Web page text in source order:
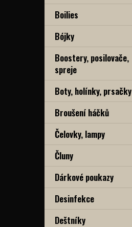
Boilies
Bójky
Boostery, posilovače,
spreje
Boty, holínky, prsačky
Broušení háčků
Čelovky, lampy
Čluny
Dárkové poukazy
Desinfekce
Deštníky